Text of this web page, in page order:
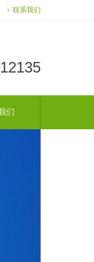
联系我们
们